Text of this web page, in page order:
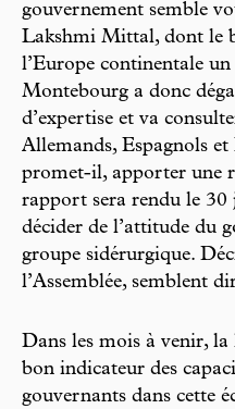
gouvernement semble
Lakshmi Mittal, dont le
l’Europe continentale
Montebourg a donc
d’expertise et va
Allemands, Espagnols
promet-il, apporter une
rapport sera rendu le
décider de l’attitude du
groupe sidérurgique.
l’Assemblée, semblent
Dans les mois à venir,
bon indicateur des
gouvernants dans cette